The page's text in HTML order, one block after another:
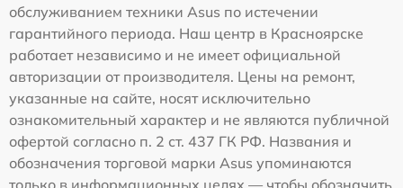
обслуживанием техники Asus по истечении
гарантийного периода. Наш центр в Красноярске
работает независимо и не имеет официальной
авторизации от производителя. Цены на ремонт,
указанные на сайте, носят исключительно
ознакомительный характер и не являются публичной
офертой согласно п. 2 ст. 437 ГК РФ. Названия и
обозначения торговой марки Asus упоминаются
только в информационных целях — чтобы обозначить